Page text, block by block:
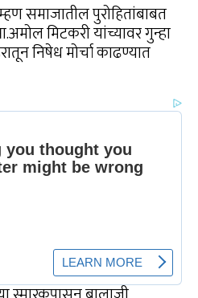
समाजातील पुरोहितांबाबत
मिटकरी यांच्यावर गुन्हा
निषेध मोर्चा काढण्यात